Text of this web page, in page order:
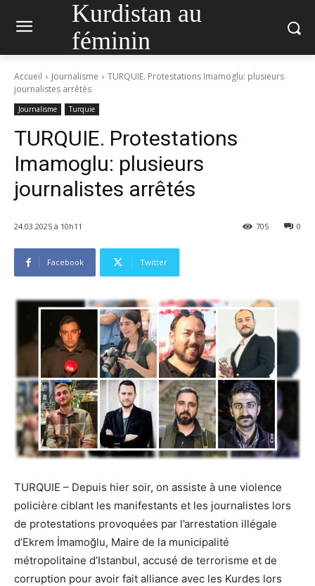
Kurdistan au
féminin
Accueil Journalisme
TURQUIE. Protestations Imamoglu: plusieurs
journalistes arrêtés
Journalisme Turquie
TURQUIE. Protestations
Imamoglu: plusieurs
journalistes arrêtés
24.03.2025 à 10h11 0
705
Facebook Twitter
TURQUIE – Depuis hier soir, on assiste à une violence
policière ciblant les manifestants et les journalistes lors
de protestations provoquées par l’arrestation illégale
d’Ekrem İmamoğlu, Maire de la municipalité
métropolitaine d’Istanbul, accusé de terrorisme et de
corruption pour avoir fait alliance avec les Kurdes lors